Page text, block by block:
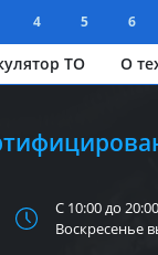
4 5 6
ТО О
С 10:00 до 20:00
Воскресенье